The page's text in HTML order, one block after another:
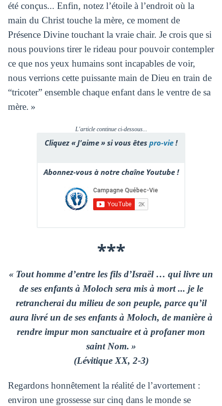
été conçus... Enfin, notez l’étoile à l’endroit où la
main du Christ touche la mère, ce moment de
Présence Divine touchant la vraie chair. Je crois que si
nous pouvions tirer le rideau pour pouvoir contempler
ce que nos yeux humains sont incapables de voir,
nous verrions cette puissante main de Dieu en train de
“tricoter” ensemble chaque enfant dans le ventre de sa
mère. »
L'article continue ci-dessous...
Cliquez « J'aime » si vous êtes pro-vie !
Abonnez-vous à notre chaîne Youtube !
***
« Tout homme d’entre les fils d’Israël … qui livre un
de ses enfants à Moloch sera mis à mort ... je le
retrancherai du milieu de son peuple, parce qu’il
aura livré un de ses enfants à Moloch, de manière à
rendre impur mon sanctuaire et à profaner mon
saint Nom. »
(Lévitique XX, 2-3)
Regardons honnêtement la réalité de l’avortement :
environ une grossesse sur cinq dans le monde se